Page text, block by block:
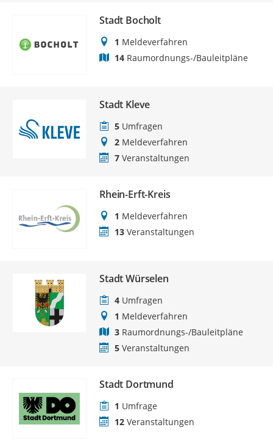
Stadt Bocholt
1 Meldeverfahren
14 Raumordnungs-/Bauleitpläne
Stadt Kleve
5 Umfragen
2 Meldeverfahren
7 Veranstaltungen
Rhein-Erft-Kreis
1 Meldeverfahren
13 Veranstaltungen
Stadt Würselen
4 Umfragen
1 Meldeverfahren
3 Raumordnungs-/Bauleitpläne
5 Veranstaltungen
Stadt Dortmund
1 Umfrage
12 Veranstaltungen